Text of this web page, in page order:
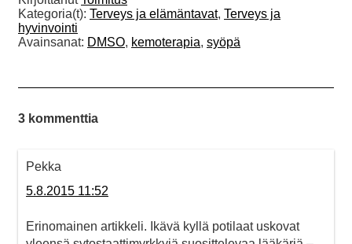
Kategoria(t): Terveys ja elämäntavat, Terveys ja
hyvinvointi
Avainsanat: DMSO, kemoterapia, syöpä
3 kommenttia
Pekka
5.8.2015 11:52
Erinomainen artikkeli. Ikävä kyllä potilaat uskovat